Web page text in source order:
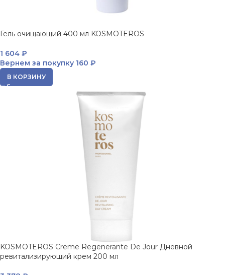
Гель очищающий 400 мл KOSMOTEROS
1 604 ₽
Вернем за покупку 160 ₽
В КОРЗИНУ
KOSMOTEROS Creme Regenerante De Jour Дневной
ревитализирующий крем 200 мл